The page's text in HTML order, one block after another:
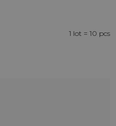
1 lot = 10 pcs